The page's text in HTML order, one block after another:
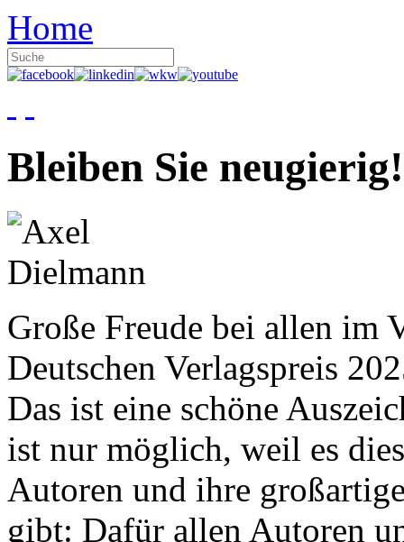
Home
Bleiben Sie neugierig!
Große Freude bei allen im
Deutschen Verlagspreis
Das ist eine schöne
ist nur möglich, weil es
Autoren und ihre
gibt: Dafür allen Autoren